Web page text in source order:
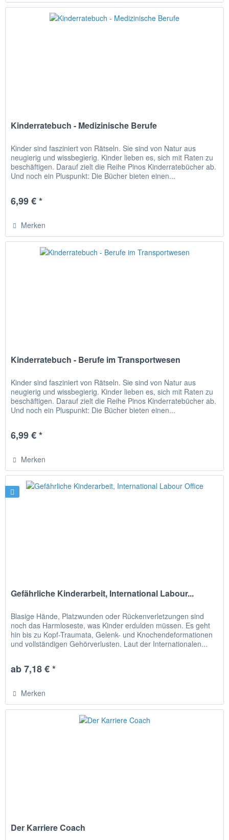
Kinderratebuch - Medizinische Berufe
Kinder sind fasziniert von Rätseln. Sie sind von Natur aus
neugierig und wissbegierig. Kinder lieben es, sich mit Raten zu
beschäftigen. Darauf zielt die Reihe Pinos Kinderratebücher ab.
Und noch ein Pluspunkt: Die Bücher bieten einen...
6,99 € *
Merken
Kinderratebuch - Berufe im Transportwesen
Kinder sind fasziniert von Rätseln. Sie sind von Natur aus
neugierig und wissbegierig. Kinder lieben es, sich mit Raten zu
beschäftigen. Darauf zielt die Reihe Pinos Kinderratebücher ab.
Und noch ein Pluspunkt: Die Bücher bieten einen...
6,99 € *
Merken
Gefährliche Kinderarbeit, International Labour...
Blasige Hände, Platzwunden oder Rückenverletzungen sind
noch das Harmloseste, was Kinder erdulden müssen. Es geht
hin bis zu Kopf-Traumata, Gelenk- und Knochendeformationen
und vollständigen Gehörverlusten. Laut der Internationalen...
ab 7,18 € *
Merken
Der Karriere Coach